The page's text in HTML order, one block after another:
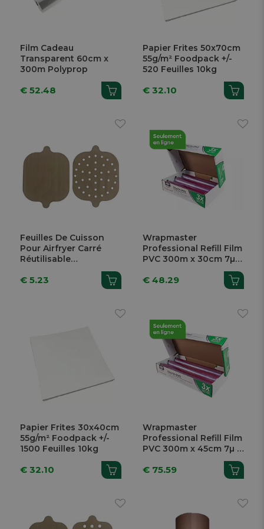
Film Cadeau
Transparent 60cm x
300m Polyprop
€ 52.48
Papier Frites 50x70cm
55g/m² Foodpack +/-
520 Feuilles 10kg
€ 32.10
Feuilles De Cuisson
Pour Airfryer Carré
Réutilisable
23,5x23,5cm 2 Pièces
€ 5.23
Wrapmaster
Professional Refill Film
PVC 300m x 30cm 7µ 3
€ 48.29
Papier Frites 30x40cm
55g/m² Foodpack +/-
1500 Feuilles 10kg
€ 32.10
Wrapmaster
Professional Refill Film
PVC 300m x 45cm 7µ 3
€ 75.59